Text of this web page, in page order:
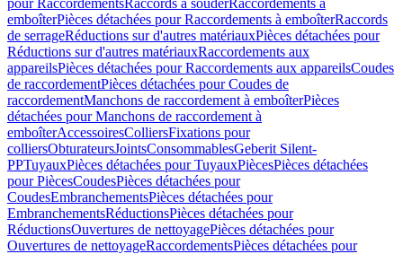
pour RaccordementsRaccords à souderRaccordements à
emboîterPièces détachées pour Raccordements à emboîterRaccords
de serrageRéductions sur d'autres matériauxPièces détachées pour
Réductions sur d'autres matériauxRaccordements aux
appareilsPièces détachées pour Raccordements aux appareilsCoudes
de raccordementPièces détachées pour Coudes de
raccordementManchons de raccordement à emboîterPièces
détachées pour Manchons de raccordement à
emboîterAccessoiresColliersFixations pour
colliersObturateursJointsConsommablesGeberit Silent-
PPTuyauxPièces détachées pour TuyauxPiècesPièces détachées
pour PiècesCoudesPièces détachées pour
CoudesEmbranchementsPièces détachées pour
EmbranchementsRéductionsPièces détachées pour
RéductionsOuvertures de nettoyagePièces détachées pour
Ouvertures de nettoyageRaccordementsPièces détachées pour